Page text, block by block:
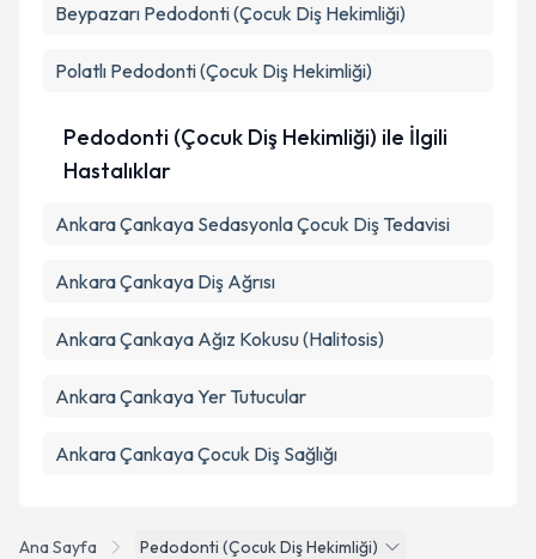
Ana Sayfa
Pedodonti (Çocuk Diş Hekimliği)
Beypazarı Pedodonti (Çocuk Diş Hekimliği)
Polatlı Pedodonti (Çocuk Diş Hekimliği)
Pedodonti (Çocuk Diş Hekimliği) ile İlgili
Hastalıklar
Ankara Çankaya Sedasyonla Çocuk Diş Tedavisi
Ankara Çankaya Diş Ağrısı
Ankara Çankaya Ağız Kokusu (Halitosis)
Ankara Çankaya Yer Tutucular
Ankara Çankaya Çocuk Diş Sağlığı